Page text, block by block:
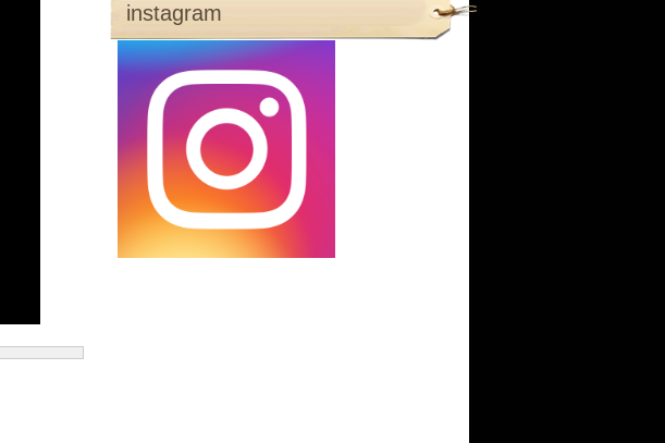
instagram